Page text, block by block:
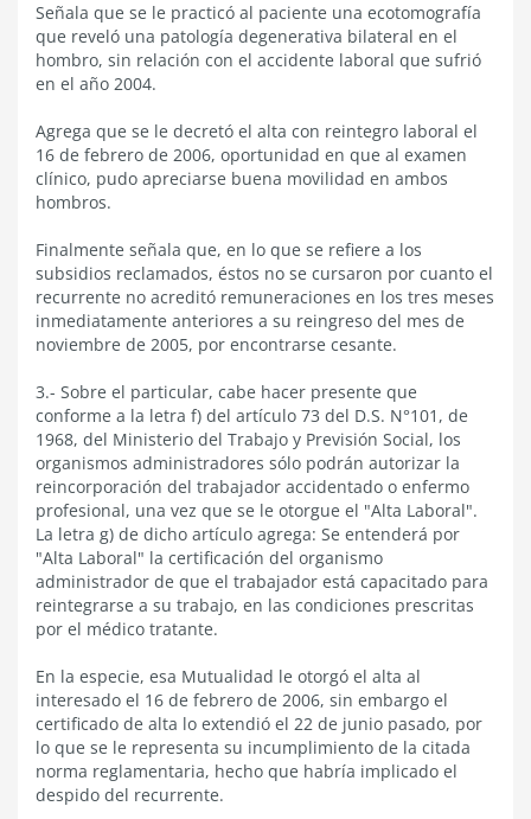
Señala que se le practicó al paciente una ecotomografía
que reveló una patología degenerativa bilateral en el
hombro, sin relación con el accidente laboral que sufrió
en el año 2004.
Agrega que se le decretó el alta con reintegro laboral el
16 de febrero de 2006, oportunidad en que al examen
clínico, pudo apreciarse buena movilidad en ambos
hombros.
Finalmente señala que, en lo que se refiere a los
subsidios reclamados, éstos no se cursaron por cuanto el
recurrente no acreditó remuneraciones en los tres meses
inmediatamente anteriores a su reingreso del mes de
noviembre de 2005, por encontrarse cesante.
3.- Sobre el particular, cabe hacer presente que
conforme a la letra f) del artículo 73 del D.S. N°101, de
1968, del Ministerio del Trabajo y Previsión Social, los
organismos administradores sólo podrán autorizar la
reincorporación del trabajador accidentado o enfermo
profesional, una vez que se le otorgue el "Alta Laboral".
La letra g) de dicho artículo agrega: Se entenderá por
"Alta Laboral" la certificación del organismo
administrador de que el trabajador está capacitado para
reintegrarse a su trabajo, en las condiciones prescritas
por el médico tratante.
En la especie, esa Mutualidad le otorgó el alta al
interesado el 16 de febrero de 2006, sin embargo el
certificado de alta lo extendió el 22 de junio pasado, por
lo que se le representa su incumplimiento de la citada
norma reglamentaria, hecho que habría implicado el
despido del recurrente.